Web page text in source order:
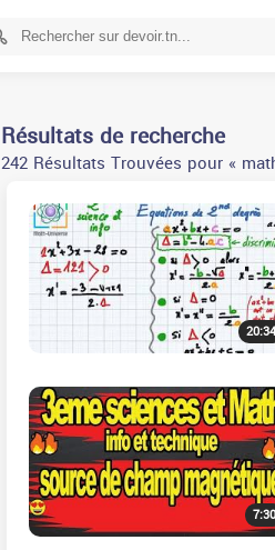
Résultats de recherche
242 Résultats Trouvées pour «
20:34
7:30